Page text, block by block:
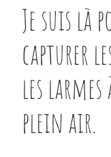
Je suis là
capturer
les
plein air.